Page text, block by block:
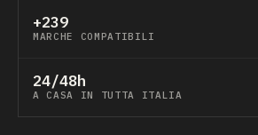
+239
MARCHE COMPATIBILI
24/48h
A CASA IN TUTTA ITALIA